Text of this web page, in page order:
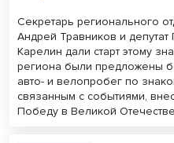
Секретарь регионального
Андрей Травников и
Карелин дали старт этому
региона были предложены
авто- и велопробег по
связанным с событиями,
Победу в Великой